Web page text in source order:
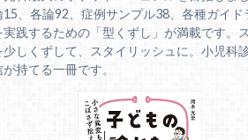
15、各論92、症例サンプル38、各種ガイド
実践するための「型くずし」が満載です。
少しくずして、スタイリッシュに。小児科
が持てる一冊です。